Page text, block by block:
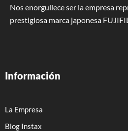
Nos enorgullece ser la empresa
prestigiosa marca japonesa
Información
La Empresa
Blog Instax